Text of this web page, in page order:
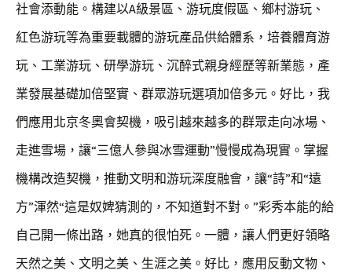
社會添動能。構建以A級景區、游玩度假區、鄉村游玩、
紅色游玩等為重要載體的游玩產品供給體系，培養體育游
玩、工業游玩、研學游玩、沉醉式親身經歷等新業態，產
業發展基礎加倍堅實、群眾游玩選項加倍多元。好比，我
們應用北京冬奧會契機，吸引越來越多的群眾走向冰場、
走進雪場，讓“三億人參與冰雪運動”慢慢成為現實。掌握
機構改造契機，推動文明和游玩深度融會，讓“詩”和“遠
方”渾然“這是奴婢猜測的，不知道對不對。”彩秀本能的給
自己開一條出路，她真的很怕死。一體，讓人們更好領略
天然之美、文明之美、生涯之美。好比，應用反動文物、